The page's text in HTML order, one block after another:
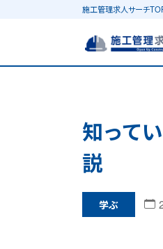
施工管理求人サーチ
知って
説
学ぶ